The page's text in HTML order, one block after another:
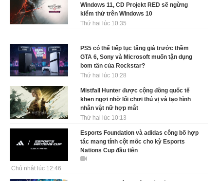
Windows 11, CD Projekt RED sẽ ngừng
kiểm thử trên Windows 10
Thứ hai lúc 10:35
PS5 có thể tiếp tục tăng giá trước thềm
GTA 6, Sony và Microsoft muốn tận dụng
bom tấn của Rockstar?
Thứ hai lúc 10:28
Mistfall Hunter được cộng đồng quốc tế
khen ngợi nhờ lối chơi thú vị và tạo hình
nhân vật nữ hợp mắt
Thứ hai lúc 10:13
Esports Foundation và adidas công bố hợp
tác mang tính cột mốc cho kỳ Esports
Nations Cup đầu tiên
Chủ nhật lúc 12:46